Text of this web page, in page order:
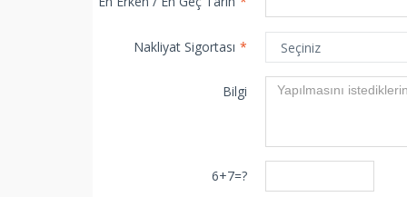
Nakliyat Sigortası *
Bilgi
6+7=?